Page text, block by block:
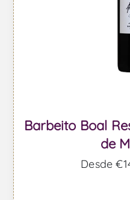
Barbeito Boal
de
Desde